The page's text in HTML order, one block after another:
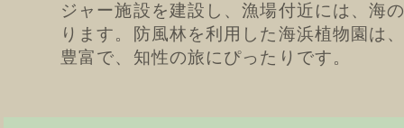
ジャー施設を建設し、漁場付近には、海
ります。防風林を利用した海浜植物園は
豊富で、知性の旅にぴったりです。